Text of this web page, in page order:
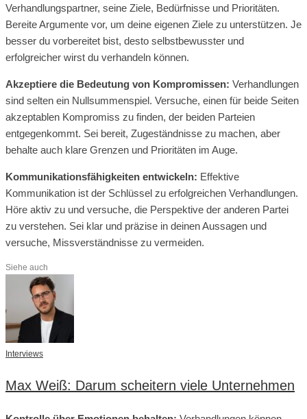
Verhandlungspartner, seine Ziele, Bedürfnisse und Prioritäten.
Bereite Argumente vor, um deine eigenen Ziele zu unterstützen. Je
besser du vorbereitet bist, desto selbstbewusster und
erfolgreicher wirst du verhandeln können.
Akzeptiere die Bedeutung von Kompromissen: Verhandlungen
sind selten ein Nullsummenspiel. Versuche, einen für beide Seiten
akzeptablen Kompromiss zu finden, der beiden Parteien
entgegenkommt. Sei bereit, Zugeständnisse zu machen, aber
behalte auch klare Grenzen und Prioritäten im Auge.
Kommunikationsfähigkeiten entwickeln: Effektive
Kommunikation ist der Schlüssel zu erfolgreichen Verhandlungen.
Höre aktiv zu und versuche, die Perspektive der anderen Partei
zu verstehen. Sei klar und präzise in deinen Aussagen und
versuche, Missverständnisse zu vermeiden.
Siehe auch
Interviews
Max Weiß: Darum scheitern viele Unternehmen